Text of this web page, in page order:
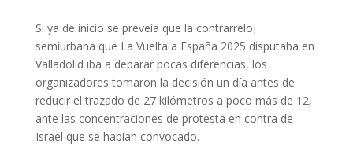
Si ya de inicio se preveía que la contrarreloj
semiurbana que La Vuelta a España 2025 disputaba en
Valladolid iba a deparar pocas diferencias, los
organizadores tomaron la decisión un día antes de
reducir el trazado de 27 kilómetros a poco más de 12,
ante las concentraciones de protesta en contra de
Israel que se habían convocado.